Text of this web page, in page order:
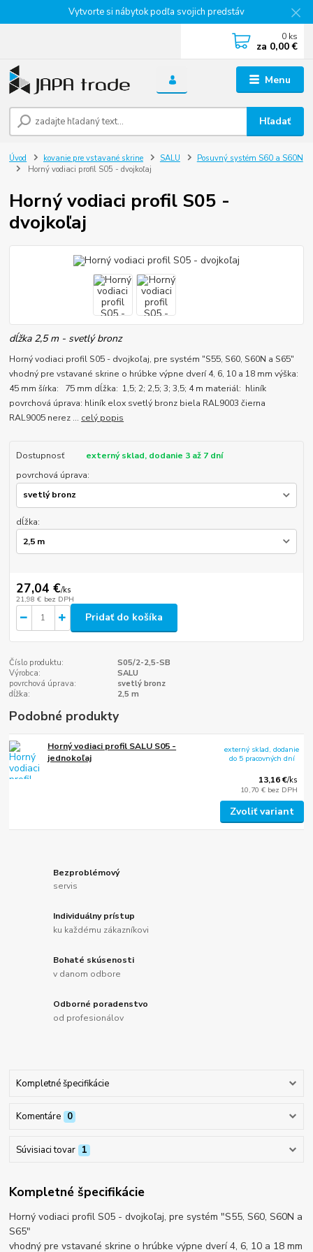
Vytvorte si nábytok podľa svojich predstáv
Menu
Hľadať
0 ks
za 0,00 €
Úvod kovanie pre vstavané skrine SALU
Posuvný systém S60 a S60N
Horný vodiaci profil S05 - dvojkoľaj
Horný vodiaci profil S05 -
dvojkoľaj
dĺžka 2,5 m - svetlý bronz
Horný vodiaci profil S05 - dvojkoľaj, pre systém "S55, S60, S60N a S65"
vhodný pre vstavané skrine o hrúbke výpne dverí 4, 6, 10 a 18 mm výška:
45 mm šírka: 75 mm dĺžka: 1,5; 2; 2,5; 3; 3,5; 4 m materiál: hliník
povrchová úprava: hliník elox svetlý bronz biela RAL9003 čierna
RAL9005 nerez ... celý popis
Dostupnosť
externý sklad, dodanie 3 až 7 dní
povrchová úprava:
dĺžka:
27,04 €/ks
21,98 € bez DPH
Pridať do košíka
Číslo produktu:
S05/2-2,5-SB
Výrobca:
SALU
povrchová úprava:
svetlý bronz
dĺžka:
2,5 m
Podobné produkty
Horný vodiaci profil SALU S05 -
jednokoľaj
13,16 €/ks
10,70 € bez DPH
externý sklad, dodanie
do 5 pracovných dní
Zvoliť variant
Bezproblémový
servis
Individuálny prístup
ku každému zákazníkovi
Bohaté skúsenosti
v danom odbore
Odborné poradenstvo
od profesionálov
Kompletné špecifikácie
Komentáre 0
Súvisiaci tovar 1
Kompletné špecifikácie
Horný vodiaci profil S05 - dvojkoľaj, pre systém "S55, S60, S60N a
S65"
vhodný pre vstavané skrine o hrúbke výpne dverí 4, 6, 10 a 18 mm